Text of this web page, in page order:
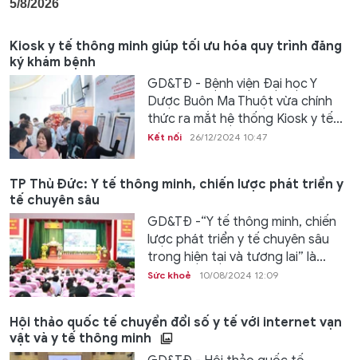
Kiosk y tế thông minh giúp tối ưu hóa quy trình đăng
ký khám bệnh
GD&TĐ - Bệnh viện Đại học Y
Dược Buôn Ma Thuột vừa chính
thức ra mắt hệ thống Kiosk y tế...
Kết nối 26/12/2024 10:47
TP Thủ Đức: Y tế thông minh, chiến lược phát triển y
tế chuyên sâu
GD&TĐ -“Y tế thông minh, chiến
lược phát triển y tế chuyên sâu
trong hiện tại và tương lai” là...
Sức khoẻ 10/08/2024 12:09
Hội thảo quốc tế chuyển đổi số y tế với internet vạn
vật và y tế thông minh